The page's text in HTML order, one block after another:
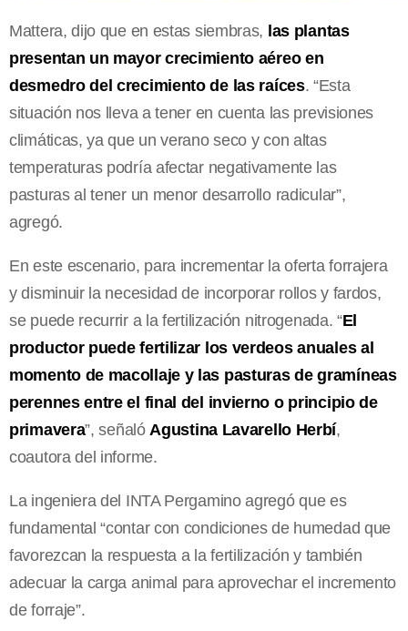
Mattera, dijo que en estas siembras, las plantas
presentan un mayor crecimiento aéreo en
desmedro del crecimiento de las raíces. “Esta
situación nos lleva a tener en cuenta las previsiones
climáticas, ya que un verano seco y con altas
temperaturas podría afectar negativamente las
pasturas al tener un menor desarrollo radicular”,
agregó.
En este escenario, para incrementar la oferta forrajera
y disminuir la necesidad de incorporar rollos y fardos,
se puede recurrir a la fertilización nitrogenada. “El
productor puede fertilizar los verdeos anuales al
momento de macollaje y las pasturas de gramíneas
perennes entre el final del invierno o principio de
primavera”, señaló Agustina Lavarello Herbí,
coautora del informe.
La ingeniera del INTA Pergamino agregó que es
fundamental “contar con condiciones de humedad que
favorezcan la respuesta a la fertilización y también
adecuar la carga animal para aprovechar el incremento
de forraje”.